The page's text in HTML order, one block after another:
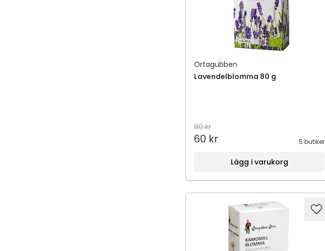
Örtagubben
Lavendelblomma 80 g
80 kr
60 kr 5 butiker
Lägg i varukorg